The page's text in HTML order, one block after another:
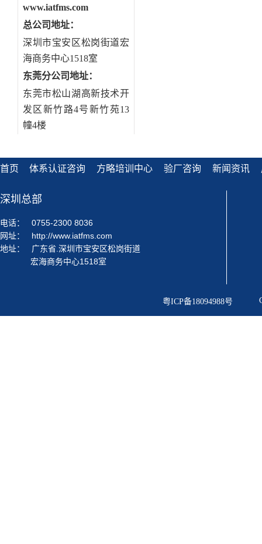
www.iatfms.com
总公司地址：
深圳市宝安区松岗街道宏
海商务中心1518室
东莞分公司地址：
东莞市松山湖高新技术开
发区新竹路4号新竹苑13
幢4楼
首页 体系认证咨询 方略培训中心 验厂咨询 新闻资讯
深圳总部
电话：
0755-2300 8036
网址：
http://www.iatfms.com
地址：
广东省.深圳市宝安区松岗街道
宏海商务中心1518室
粤ICP备18094988号